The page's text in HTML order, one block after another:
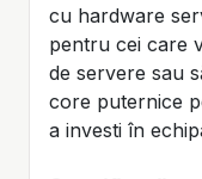
cu hardware
pentru cei care
de servere sau
core puternice
a investi în